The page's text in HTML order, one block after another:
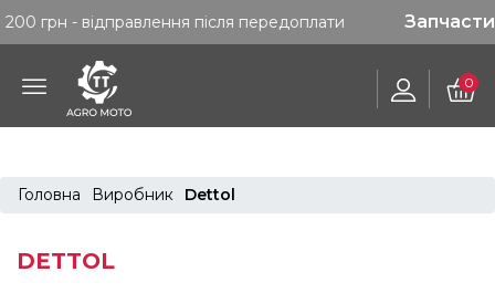
після передоплати Запчастини.
0
Головна Виробник Dettol
DETTOL